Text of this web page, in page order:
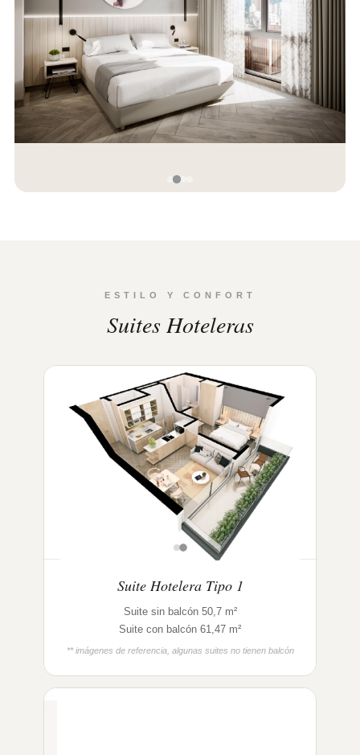
ESTILO Y CONFORT
Suites Hoteleras
Suite Hotelera Tipo 1
Suite sin balcón 50,7 m²
Suite con balcón 61,47 m²
** imágenes de referencia, algunas suites no tienen balcón